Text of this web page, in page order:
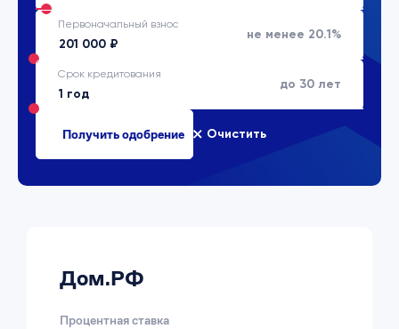
Первоначальный взнос
не менее 20.1%
Срок кредитования
до 30 лет
Очистить
Дом.РФ
Процентная ставка